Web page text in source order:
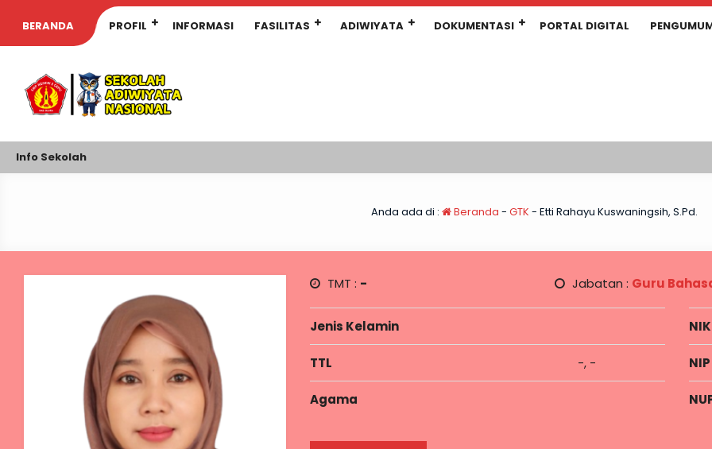
BERANDA PROFIL INFORMASI FASILITAS ADIWIYATA DOKUMENTASI PORTAL DIGITAL
Info Sekolah
Anda ada di : Beranda - GTK - Etti Rahayu Kuswaningsih, S.Pd.
TMT : - Jabatan : Guru
Jenis Kelamin
TTL -, -
Agama
NIK
NIP